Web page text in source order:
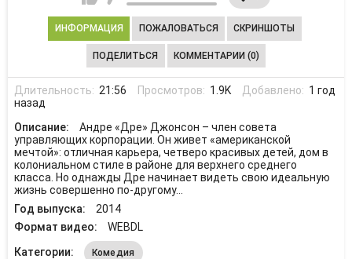
ИНФОРМАЦИЯ ПОЖАЛОВАТЬСЯ СКРИНШОТЫ
ПОДЕЛИТЬСЯ КОММЕНТАРИИ (0)
Длительность: 21:56 Просмотров: 1.9K Добавлено: 1 год
назад
Описание:
Андре «Дре» Джонсон – член совета
управляющих корпорации. Он живет «американской
мечтой»: отличная карьера, четверо красивых детей, дом в
колониальном стиле в районе для верхнего среднего
класса. Но однажды Дре начинает видеть свою идеальную
жизнь совершенно по-другому…
Год выпуска:
2014
Формат видео:
WEBDL
Категории:
Комедия